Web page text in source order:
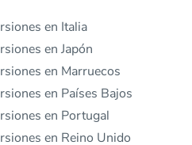
en Italia
en Japón
en Marruecos
en Países Bajos
en Portugal
en Reino Unido